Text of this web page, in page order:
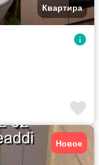
Квартира
Новое